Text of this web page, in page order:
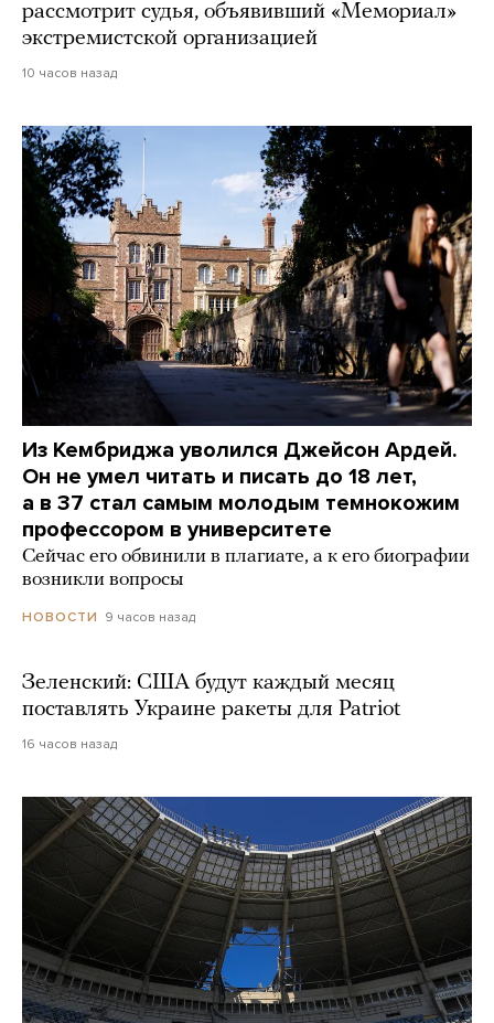
рассмотрит судья, объявивший «Мемориал»
экстремистской организацией
10 часов назад
Из Кембриджа уволился Джейсон Ардей.
Он не умел читать и писать до 18 лет,
а в 37 стал самым молодым темнокожим
профессором в университете
Сейчас его обвинили в плагиате, а к его биографии
возникли вопросы
НОВОСТИ 9 часов назад
Зеленский: США будут каждый месяц
поставлять Украине ракеты для Patriot
16 часов назад